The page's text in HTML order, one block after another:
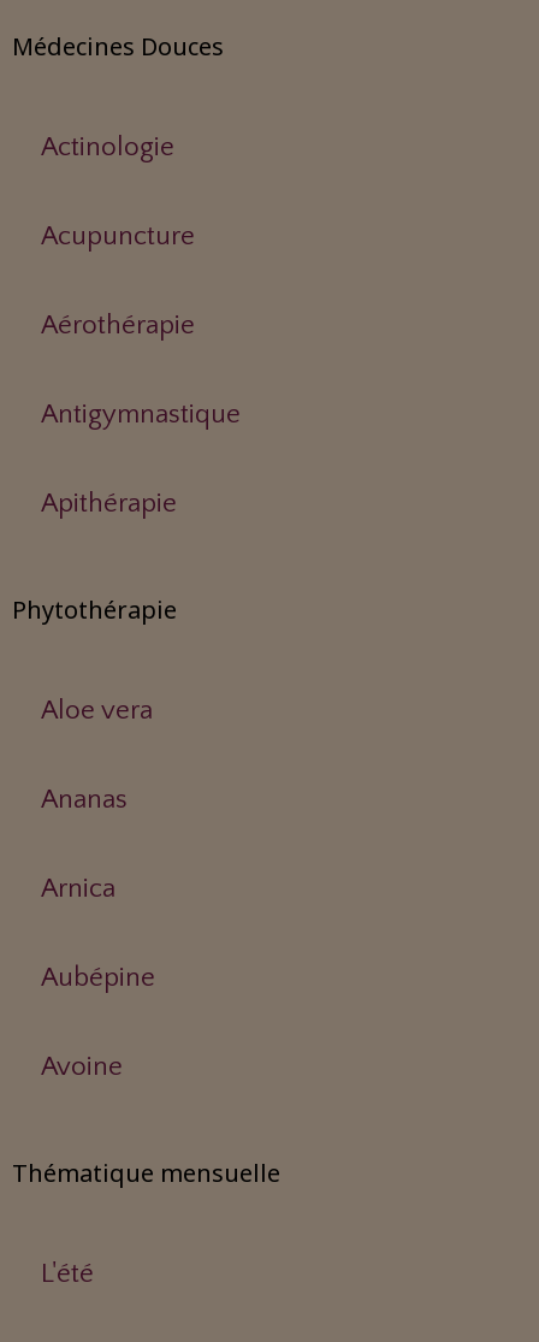
Médecines Douces
Actinologie
Acupuncture
Aérothérapie
Antigymnastique
Apithérapie
Phytothérapie
Aloe vera
Ananas
Arnica
Aubépine
Avoine
Thématique mensuelle
L'été